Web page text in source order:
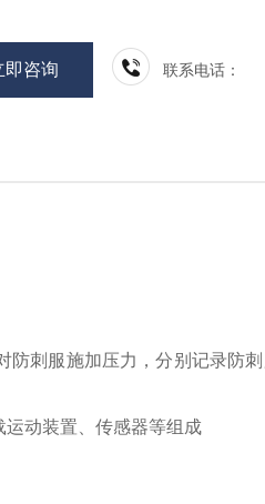
即咨询 联系电话：
防刺服施加压力，分别记录防刺
动装置、传感器等组成